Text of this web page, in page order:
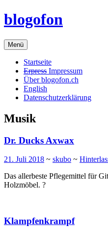
Zum
Inhalt
blogofon
Menü
Startseite
Erpress Impressum
Über blogofon.ch
English
Datenschutzerklärung
Musik
Dr. Ducks Axwax
21. Juli 2018 ~ skubo ~
Das allerbeste Pflegemittel für
Holzmöbel. ?
Klampfenkrampf